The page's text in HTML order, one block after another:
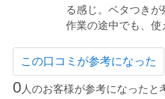
る感じ。ベタつき
作業の途中でも、使
この口コミが参考になった
0人のお客様が参考になったと